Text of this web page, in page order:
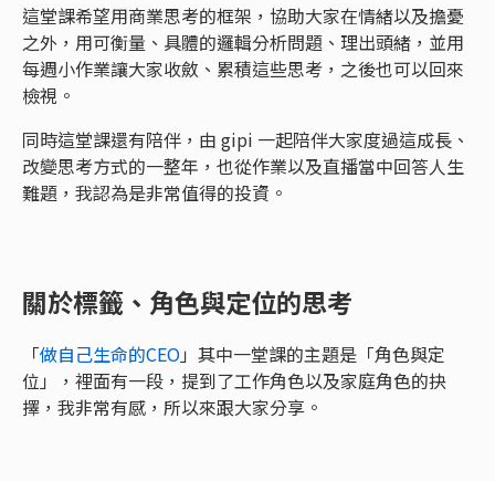
這堂課希望用商業思考的框架，協助大家在情緒以及擔憂
之外，用可衡量、具體的邏輯分析問題、理出頭緒，並用
每週小作業讓大家收斂、累積這些思考，之後也可以回來
檢視。
同時這堂課還有陪伴，由 gipi 一起陪伴大家度過這成長、
改變思考方式的一整年，也從作業以及直播當中回答人生
難題，我認為是非常值得的投資。
關於標籤、角色與定位的思考
「做自己生命的CEO」其中一堂課的主題是「角色與定
位」，裡面有一段，提到了工作角色以及家庭角色的抉
擇，我非常有感，所以來跟大家分享。